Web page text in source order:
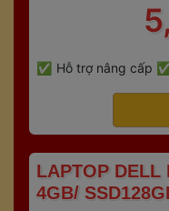
Hỗ trợ nâng cấp
LAPTOP DELL
4GB/